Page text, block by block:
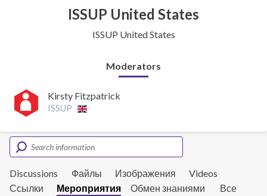
ISSUP United States
ISSUP United States
Moderators
Kirsty Fitzpatrick
ISSUP
Discussions Файлы Изображения
Videos
Ссылки
Мероприятия Обмен знаниями Все